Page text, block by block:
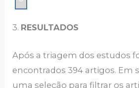
3. RESULTADOS
Após a triagem dos estudos
encontrados 394 artigos. Em
uma seleção para filtrar os